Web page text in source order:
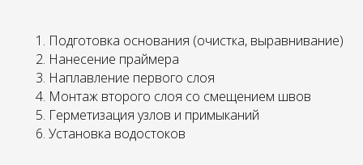
Подготовка основания (очистка, выравнивание)
Нанесение праймера
Наплавление первого слоя
Монтаж второго слоя со смещением швов
Герметизация узлов и примыканий
Установка водостоков